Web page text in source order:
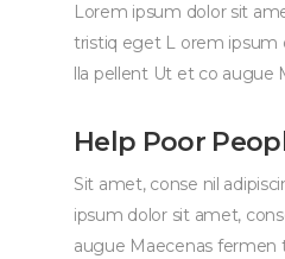
Lorem ipsum dolor sit
tristiq eget L orem ipsum
lla pellent Ut et co
Help Poor
Sit amet, conse nil
ipsum dolor sit amet,
augue Maecenas fermen